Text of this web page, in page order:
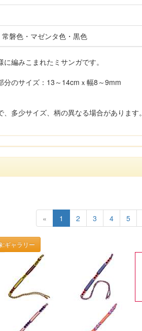
磐色・マゼンタ色・黒色
編みこまれたミサンガです。
分のサイズ：13～14cmｘ幅8～9mm
多少サイズ、柄の異なる場合があります。
« 1 2 3 4 5
:ギャラリー